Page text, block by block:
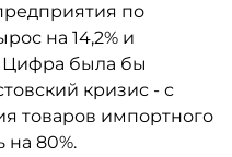
по
на 14,2% и
Цифра была бы
кризис - с
товаров импортного
на 80%.